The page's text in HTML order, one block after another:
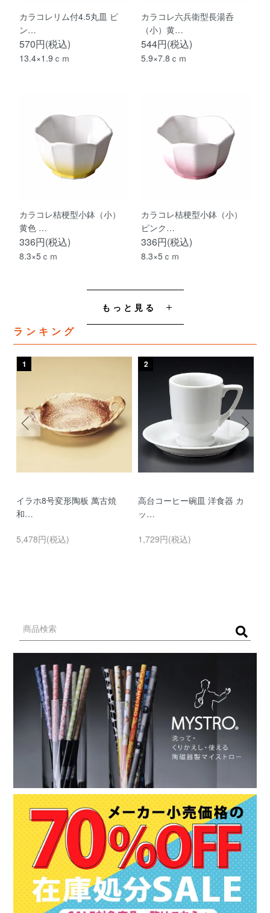
カラコレリム付4.5丸皿 ピ
ン…
570円(税込)
13.4×1.9ｃｍ
カラコレ六兵衛型長湯呑
（小）黄…
544円(税込)
5.9×7.8ｃｍ
カラコレ桔梗型小鉢（小）
黄色 …
336円(税込)
8.3×5ｃｍ
カラコレ桔梗型小鉢（小）
ピンク…
336円(税込)
8.3×5ｃｍ
もっと見る
ランキング
1
イラホ8号変形陶板 萬古焼
和…
5,478円(税込)
2
高台コーヒー碗皿 洋食器 カ
ッ…
1,729円(税込)